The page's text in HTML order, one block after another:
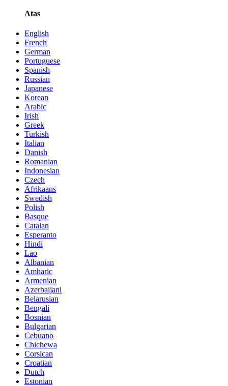
Atas
English
French
German
Portuguese
Spanish
Russian
Japanese
Korean
Arabic
Irish
Greek
Turkish
Italian
Danish
Romanian
Indonesian
Czech
Afrikaans
Swedish
Polish
Basque
Catalan
Esperanto
Hindi
Lao
Albanian
Amharic
Armenian
Azerbaijani
Belarusian
Bengali
Bosnian
Bulgarian
Cebuano
Chichewa
Corsican
Croatian
Dutch
Estonian